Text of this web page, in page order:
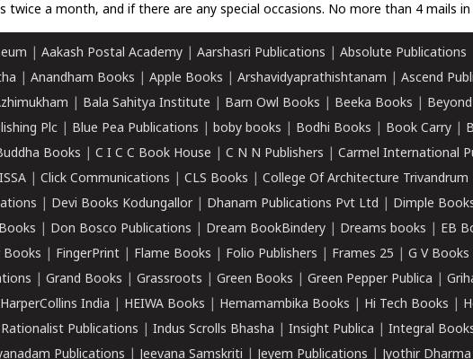
twice a month, and if there are any special occasions. No more than 4 mails
Aakash Postal Academy Aarshasri Publications Absolute Publications
Anandham Books Apple Books Arshavidyaprathishtanam Ascend
Bala Sahitya Institute Barn Owl Books Beeka Books
Plc Blue Pea Publications boby books Bodhi Books Book Carry
Books C I C C Book House C N N Publishers Carmel International
Click Communications CLS Books College Of Architecture Trivandrum
Devi Books Kodungallor| Dhanam Publications Pvt Ltd Dimple
Don Bosco Publications Dream BookBindery Dreams books EB
Books FingerPrint Flame Books Folio Publishers Frames 25 G V Books
Grand Books Grassroots Green Books Green Pepper Publica
HarperCollins India HEIWA Books Hemamambika Books Hi Tech Books
Publications Indus Scrolls Bhasha Insight Publica Integral
Publications Jeevana Samskriti Jeyem Publications Jyothir